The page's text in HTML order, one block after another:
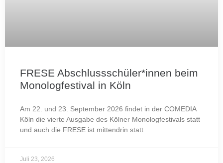
FRESE Abschlussschüler*innen beim
Monologfestival in Köln
Am 22. und 23. September 2026 findet in der COMEDIA
Köln die vierte Ausgabe des Kölner Monologfestivals statt
und auch die FRESE ist mittendrin statt
Juli 23, 2026